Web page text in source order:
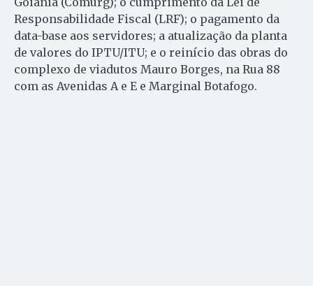
Responsabilidade Fiscal (LRF); o pagamento da
data-base aos servidores; a atualização da planta
de valores do IPTU/ITU; e o reinício das obras do
complexo de viadutos Mauro Borges, na Rua 88
com as Avenidas A e E e Marginal Botafogo.